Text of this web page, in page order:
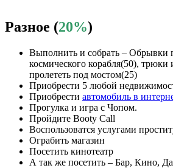
Разное (20%)
Выполнить и собрать – Обрывки
космического корабля(50),
пролететь под мостом(25)
Приобрести 5 любой
Приобрести автомобиль в
Прогулка и игра с Чопом.
Пройдите Booty Call
Воспользоватся услугами
Ограбить магазин
Посетить кинотеатр
А так же посетить – Бар, Кино,